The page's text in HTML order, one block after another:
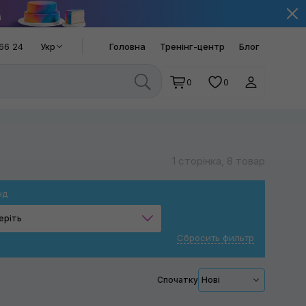
24 Укр Головна Тренінг-центр Блог
0 0
1 сторінка, 8 товар
Сбросить фильтр
Спочатку Нові